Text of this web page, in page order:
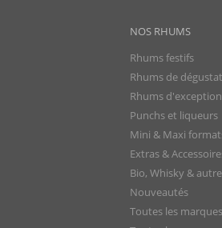
NOS RHUMS
Rhums festifs
Rhums de
Rhums d'exception
Punchs et liqueurs
Mini & Maxi
Extras &
Bio, Whisky &
Nouveautés
Toutes les marques